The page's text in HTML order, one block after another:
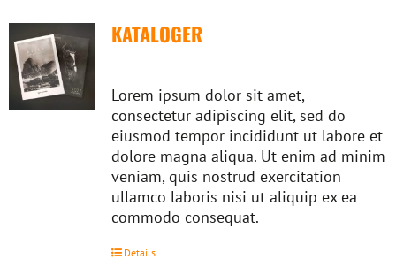
KATALOGER
Lorem ipsum dolor sit amet,
consectetur adipiscing elit, sed do
eiusmod tempor incididunt ut labore et
dolore magna aliqua. Ut enim ad minim
veniam, quis nostrud exercitation
ullamco laboris nisi ut aliquip ex ea
commodo consequat.
Details